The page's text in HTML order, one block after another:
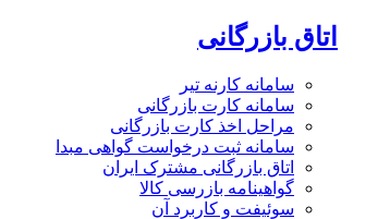
اتاق بازرگانی
سامانه کارنه تیر
سامانه کارت بازرگانی
مراحل اخذ کارت بازرگانی
سامانه ثبت درخواست گواهی مبدا
اتاق بازرگانی مشترک ایران
گواهینامه بازرسی کالا
سوئیفت و کاربرد آن